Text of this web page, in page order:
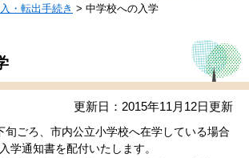
・転出手続き > 中学校への入学
更新日：2015年11月12日更新
旬ごろ、市内公立小学校へ在学している場合
学通知書を配付いたします。